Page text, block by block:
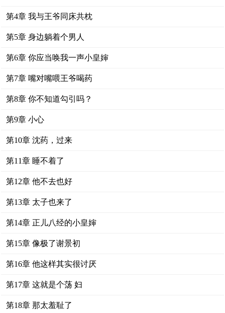
第4章 我与王爷同床共枕
第5章 身边躺着个男人
第6章 你应当唤我一声小皇婶
第7章 嘴对嘴喂王爷喝药
第8章 你不知道勾引吗？
第9章 小心
第10章 沈药，过来
第11章 睡不着了
第12章 他不去也好
第13章 太子也来了
第14章 正儿八经的小皇婶
第15章 像极了谢景初
第16章 他这样其实很讨厌
第17章 这就是个荡 妇
第18章 那太羞耻了